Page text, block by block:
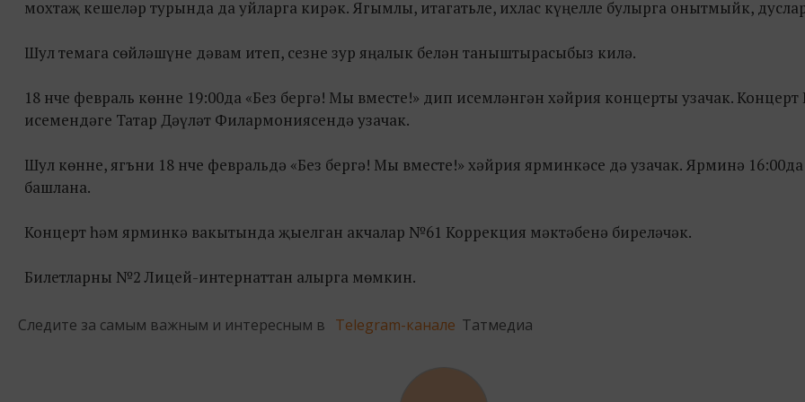
мохтаҗ кешеләр турында да уйларга кирәк. Ягымлы, итагатьле, ихлас күңелле булырга онытмыйк,
Шул темага сөйләшүне дәвам итеп, сезне зур яңалык белән таныштырасыбыз килә.
18 нче февраль көнне 19:00да «Без бергә! Мы вместе!» дип исемләнгән хәйрия концерты узачак. Концерт
исемендәге Татар Дәүләт Филармониясендә узачак.
Шул көнне, ягъни 18 нче февральдә «Без бергә! Мы вместе!» хәйрия ярминкәсе дә узачак. Ярминә 16:00да
башлана.
Концерт һәм ярминкә вакытында җыелган акчалар №61 Коррекция мәктәбенә биреләчәк.
Билетларны №2 Лицей-интернаттан алырга мөмкин.
Следите за самым важным и интересным в Telegram-канале Татмедиа